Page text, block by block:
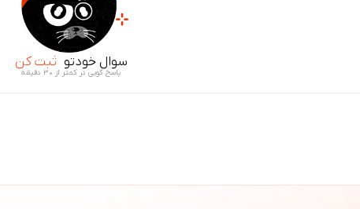
سوال خودتو ثبت کن
پاسخ گویی در کمتر از ۳۰ دقیقه